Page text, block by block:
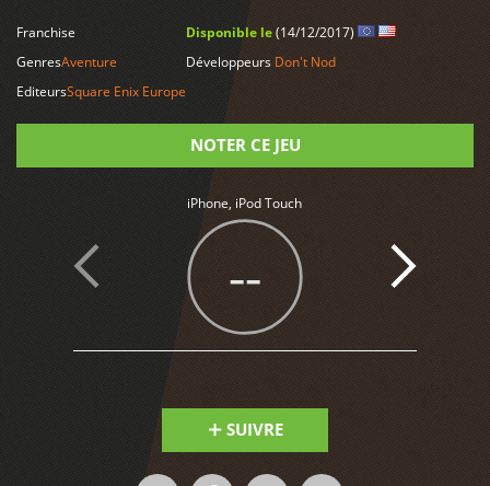
Franchise
GenresAventure
EditeursSquare Enix Europe
Disponible le(14/12/2017)
Développeurs Don't Nod
NOTER CE JEU
iPhone, iPod Touch
--
SUIVRE